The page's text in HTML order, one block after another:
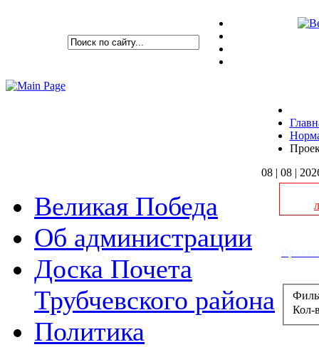
08 | 08 |
Великая Победа
Об администрации
Доска Почета
Трубчевского района
Политика
Кол-